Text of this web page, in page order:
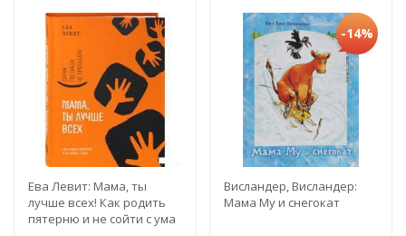
Ева Левит: Мама, ты
лучше всех! Как родить
пятерню и не сойти с ума
-14%
Висландер, Висландер:
Мама Му и снегокат